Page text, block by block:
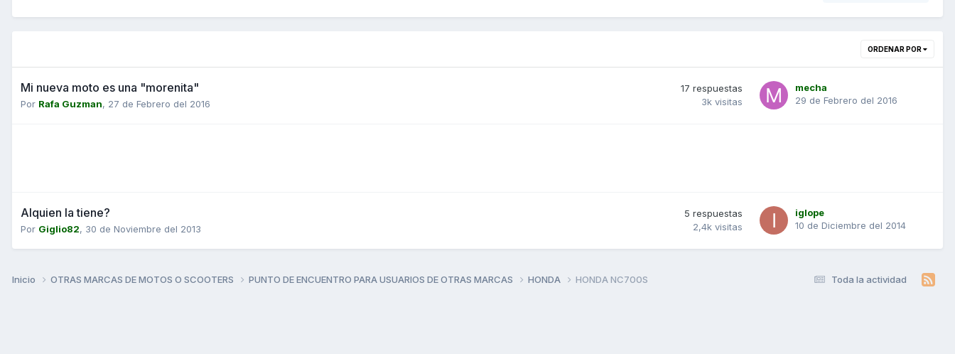
ORDENAR POR
Mi nueva moto es una "morenita"
Por Rafa Guzman, 27 de Febrero del 2016
17 respuestas
3k visitas
mecha
29 de Febrero del 2016
Alquien la tiene?
Por Giglio82, 30 de Noviembre del 2013
5 respuestas
2,4k visitas
iglope
10 de Diciembre del 2014
Toda la actividad
Inicio OTRAS MARCAS DE MOTOS O SCOOTERS PUNTO DE ENCUENTRO PARA USUARIOS DE OTRAS MARCAS HONDA HONDA NC700S